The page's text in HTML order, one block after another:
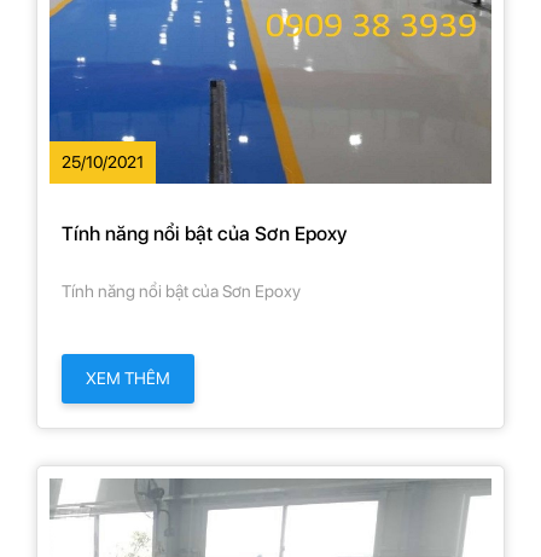
25/10/2021
Tính năng nổi bật của Sơn Epoxy
Tính năng nổi bật của Sơn Epoxy
XEM THÊM